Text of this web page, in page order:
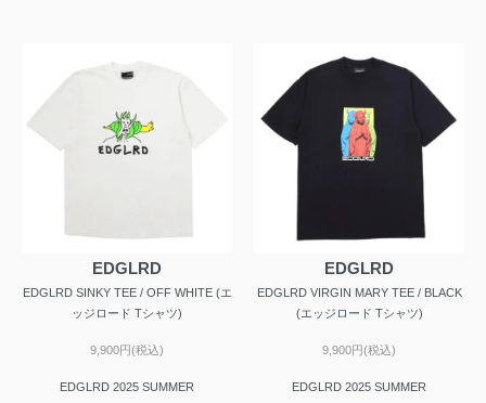
EDGLRD
EDGLRD SINKY TEE / OFF WHITE (エ
ッジロード Tシャツ)
9,900円(税込)
EDGLRD 2025 SUMMER
EDGLRD
EDGLRD VIRGIN MARY TEE / BLACK
(エッジロード Tシャツ)
9,900円(税込)
EDGLRD 2025 SUMMER